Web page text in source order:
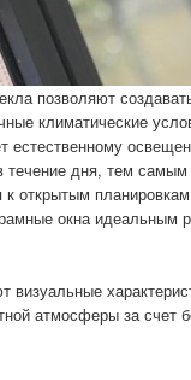
позволяют
климатические
естественному
течение дня, тем
открытым планировкам
окна
визуальные
атмосферы за счет